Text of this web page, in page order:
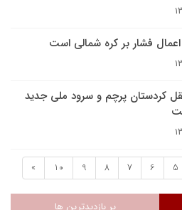
فشار بر کره شمالی است
کردستان پرچم و سرود ملی جدید
5
6
7
8
9
10
»
پر بازدیدترین ها